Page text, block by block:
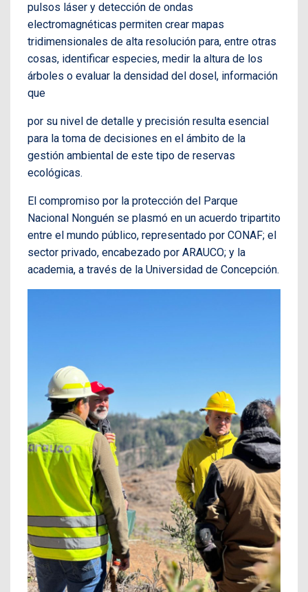
pulsos láser y detección de ondas
electromagnéticas permiten crear mapas
tridimensionales de alta resolución para, entre otras
cosas, identificar especies, medir la altura de los
árboles o evaluar la densidad del dosel, información
que
por su nivel de detalle y precisión resulta esencial
para la toma de decisiones en el ámbito de la
gestión ambiental de este tipo de reservas
ecológicas.
El compromiso por la protección del Parque
Nacional Nonguén se plasmó en un acuerdo tripartito
entre el mundo público, representado por CONAF; el
sector privado, encabezado por ARAUCO; y la
academia, a través de la Universidad de Concepción.